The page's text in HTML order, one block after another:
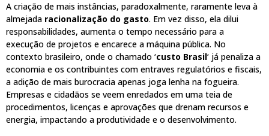
A criação de mais instâncias, paradoxalmente, raramente leva à
almejada racionalização do gasto. Em vez disso, ela dilui
responsabilidades, aumenta o tempo necessário para a
execução de projetos e encarece a máquina pública. No
contexto brasileiro, onde o chamado ‘custo Brasil‘ já penaliza a
economia e os contribuintes com entraves regulatórios e fiscais,
a adição de mais burocracia apenas joga lenha na fogueira.
Empresas e cidadãos se veem enredados em uma teia de
procedimentos, licenças e aprovações que drenam recursos e
energia, impactando a produtividade e o desenvolvimento.